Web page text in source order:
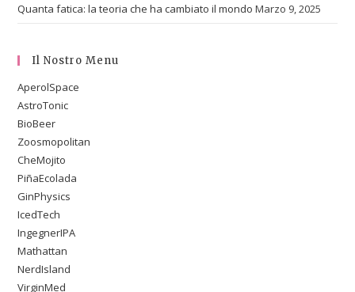
Quanta fatica: la teoria che ha cambiato il mondo Marzo 9, 2025
Il Nostro Menu
AperolSpace
AstroTonic
BioBeer
Zoosmopolitan
CheMojito
PiñaEcolada
GinPhysics
IcedTech
IngegnerIPA
Mathattan
NerdIsland
VirginMed